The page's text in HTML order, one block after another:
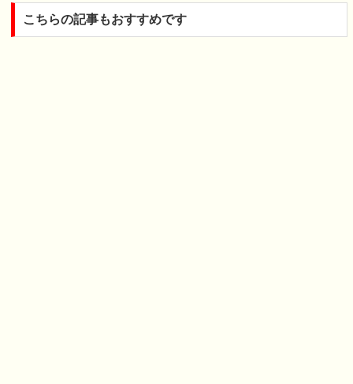
こちらの記事もおすすめです